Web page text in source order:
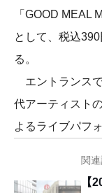
「GOOD MEAL
として、税込
る。
エントランス
代アーティスト
よるライブパフ
関
【